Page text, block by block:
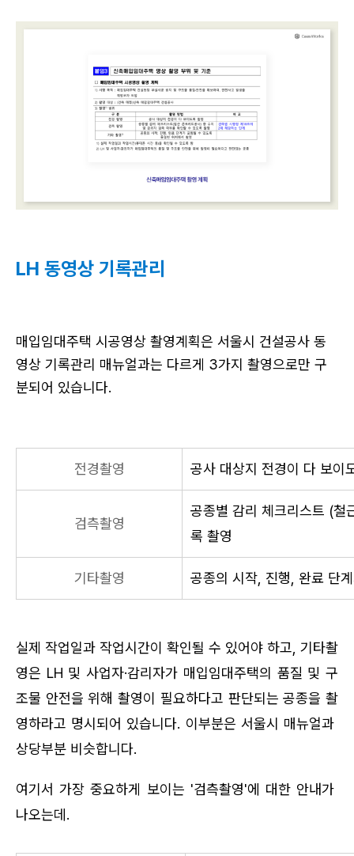
LH 동영상 기록관리
매입임대주택 시공영상 촬영계획은 서울시 건설공사 동
영상 기록관리 매뉴얼과는 다르게 3가지 촬영으로만 구
분되어 있습니다.
전경촬영 공사 대상지 전경이 다 보이
검측촬영
공종별 감리 체크리스트 (철
록 촬영
기타촬영 공종의 시작, 진행, 완료 단
실제 작업일과 작업시간이 확인될 수 있어야 하고, 기타촬
영은 LH 및 사업자·감리자가 매입임대주택의 품질 및 구
조물 안전을 위해 촬영이 필요하다고 판단되는 공종을 촬
영하라고 명시되어 있습니다. 이부분은 서울시 매뉴얼과
상당부분 비슷합니다.
여기서 가장 중요하게 보이는 '검측촬영'에 대한 안내가
나오는데.